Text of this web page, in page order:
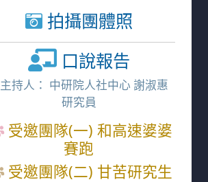
拍攝團體照
口說報告
主持人： 中研院人社中心 謝淑惠
研究員
受邀團隊(一) 和高速婆婆
賽跑
受邀團隊(二) 甘苦研究生